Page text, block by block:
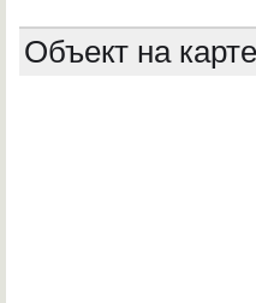
Объект на карте